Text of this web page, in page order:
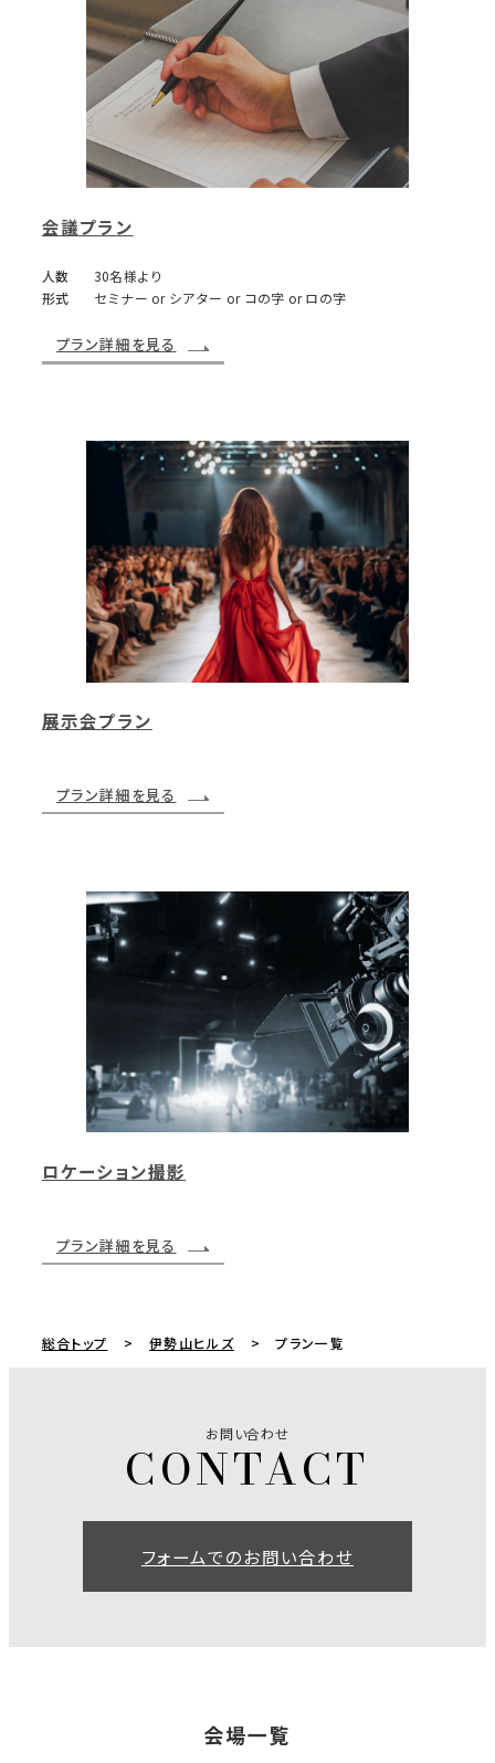
会議プラン
人数
30名様より
形式
セミナー or シアター or コの字 or ロの字
プラン詳細を見る
展示会プラン
プラン詳細を見る
ロケーション撮影
プラン詳細を見る
総合トップ 伊勢山ヒルズ プラン一覧
お問い合わせ
フォームでのお問い合わせ
会場一覧